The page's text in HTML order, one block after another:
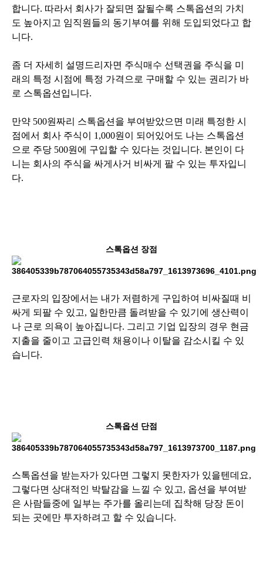
합니다. 따라서 회사가 잘되면 잘될수록 스톡옵션의 가치
도 높아지고 임직원들의 동기부여를 위해 도입되었다고 합
니다.
좀 더 자세히 설명드리자면 주식매수 선택권을 주식을 미
래의 특정 시점에 특정 가격으로 구매할 수 있는 권리가 바
로 스톡옵션입니다.
만약 500원짜리 스톡옵션을 부여받았으면 미래 특정한 시
점에서 회사 주식이 1,000원이 되어있어도 나는 스톡옵션
으로 주당 500원에 구입할 수 있다는 것입니다. 본인이 다
니는 회사의 주식을 싸게사거 비싸게 팔 수 있는 투자입니
다.
스톡옵션 장점
근로자의 입장에서는 내가 저렴하게 구입하여 비싸질때 비
싸게 되팔 수 있고, 일한만큼 돌려받을 수 있기에 생산력이
나 근로 의욕이 높아집니다. 그리고 기업 입장의 경우 현금
지출을 줄이고 고급인력 채용이나 이탈을 감소시킬 수 있
습니다.
스톡옵션 단점
스톡옵션을 받는자가 있다면 그렇지 못한자가 있을텐데요,
그렇다면 상대적인 박탈감을 느낄 수 있고, 옵션을 부여받
은 사람들중에 일부는 주가를 올리는데 집착해 당장 돈이
되는 곳에만 투자하려고 할 수 있습니다.